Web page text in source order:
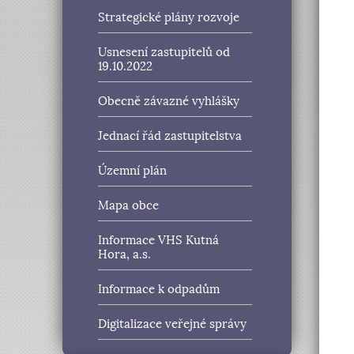
Strategické plány rozvoje
Usnesení zastupitelů od
19.10.2022
Obecně závazné vyhlášky
Jednací řád zastupitelstva
Územní plán
Mapa obce
Informace VHS Kutná
Hora, a.s.
Informace k odpadům
Digitalizace veřejné správy